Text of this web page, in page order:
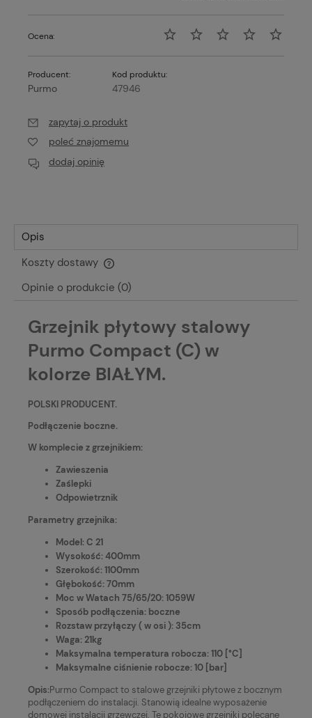
Ocena:
Producent:
Purmo
Kod produktu:
47946
zapytaj o produkt
poleć znajomemu
dodaj opinię
Opis
Koszty dostawy
Cena nie zawiera ewentualnych kosztów płatności
Opinie o produkcie (0)
Grzejnik płytowy stalowy
Purmo Compact (C) w
kolorze BIAŁYM.
POLSKI PRODUCENT.
Podłączenie boczne.
W komplecie z grzejnikiem:
Zawieszenia
Zaślepki
Odpowietrznik
Parametry grzejnika:
Model: C 21
Wysokość: 400mm
Szerokość: 1100mm
Głębokość: 70mm
Moc w Watach 75/65/20: 1059W
Sposób podłączenia: boczne
Rozstaw przyłączy ( w osi ): 35cm
Waga: 21kg
Maksymalna temperatura robocza: 110 [°C]
Maksymalne ciśnienie robocze: 10 [bar]
Opis:Purmo Compact to stalowe grzejniki płytowe z bocznym
podłączeniem do instalacji. Stanowią idealne wyposażenie
domowej instalacji grzewczej. Te pokojowe grzejniki polecane